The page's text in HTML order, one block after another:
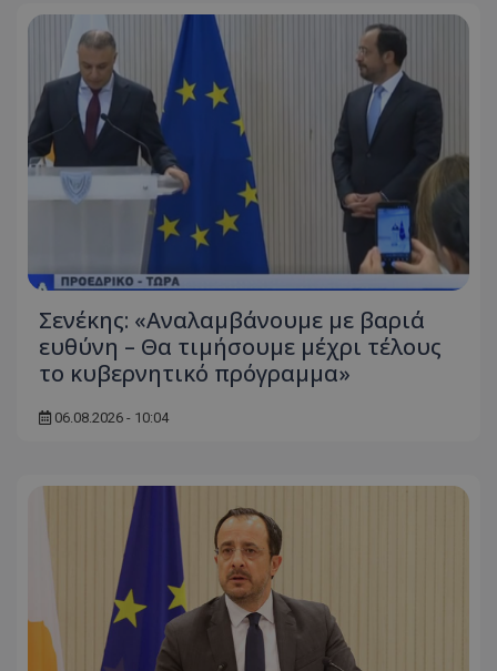
Σενέκης: «Αναλαμβάνουμε με βαριά
ευθύνη – Θα τιμήσουμε μέχρι τέλους
το κυβερνητικό πρόγραμμα»
06.08.2026 - 10:04